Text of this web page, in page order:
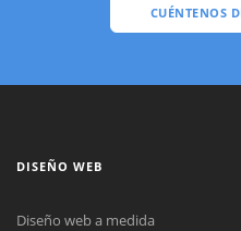
CUÉNTENOS
DISEÑO WEB
Diseño web a medida